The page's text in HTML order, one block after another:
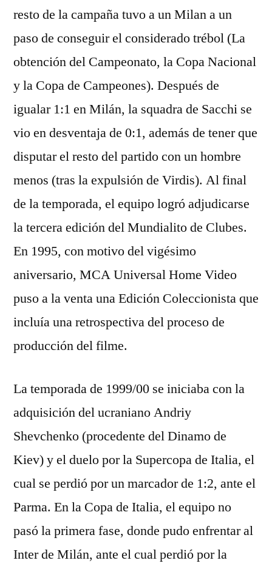
resto de la campaña tuvo a un Milan a un
paso de conseguir el considerado trébol (La
obtención del Campeonato, la Copa Nacional
y la Copa de Campeones). Después de
igualar 1:1 en Milán, la squadra de Sacchi se
vio en desventaja de 0:1, además de tener que
disputar el resto del partido con un hombre
menos (tras la expulsión de Virdis). Al final
de la temporada, el equipo logró adjudicarse
la tercera edición del Mundialito de Clubes.
En 1995, con motivo del vigésimo
aniversario, MCA Universal Home Video
puso a la venta una Edición Coleccionista que
incluía una retrospectiva del proceso de
producción del filme.
La temporada de 1999/00 se iniciaba con la
adquisición del ucraniano Andriy
Shevchenko (procedente del Dinamo de
Kiev) y el duelo por la Supercopa de Italia, el
cual se perdió por un marcador de 1:2, ante el
Parma. En la Copa de Italia, el equipo no
pasó la primera fase, donde pudo enfrentar al
Inter de Milán, ante el cual perdió por la